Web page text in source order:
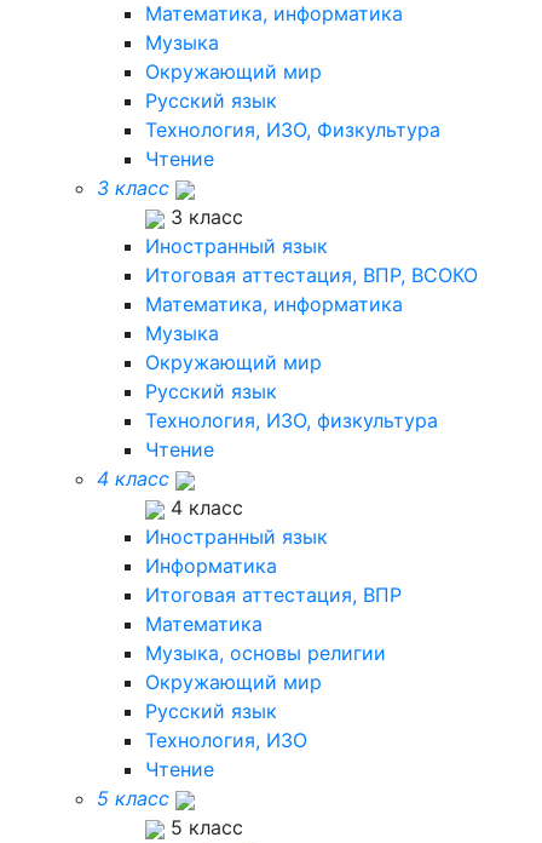
Математика, информатика
Музыка
Окружающий мир
Русский язык
Технология, ИЗО, Физкультура
Чтение
3 класс
3 класс
Иностранный язык
Итоговая аттестация, ВПР, ВСОКО
Математика, информатика
Музыка
Окружающий мир
Русский язык
Технология, ИЗО, физкультура
Чтение
4 класс
4 класс
Иностранный язык
Информатика
Итоговая аттестация, ВПР
Математика
Музыка, основы религии
Окружающий мир
Русский язык
Технология, ИЗО
Чтение
5 класс
5 класс